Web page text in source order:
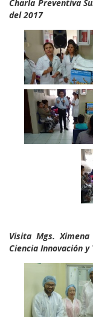
Charla Preventiva
del 2017
Visita Mgs.
Ciencia Innovación y